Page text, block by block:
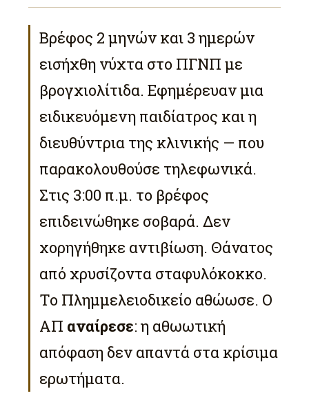
Βρέφος 2 μηνών και 3 ημερών
εισήχθη νύχτα στο ΠΓΝΠ με
βρογχιολίτιδα. Εφημέρευαν μια
ειδικευόμενη παιδίατρος και η
διευθύντρια της κλινικής — που
παρακολουθούσε τηλεφωνικά.
Στις 3:00 π.μ. το βρέφος
επιδεινώθηκε σοβαρά. Δεν
χορηγήθηκε αντιβίωση. Θάνατος
από χρυσίζοντα σταφυλόκοκκο.
Το Πλημμελειοδικείο αθώωσε. Ο
ΑΠ αναίρεσε: η αθωωτική
απόφαση δεν απαντά στα κρίσιμα
ερωτήματα.